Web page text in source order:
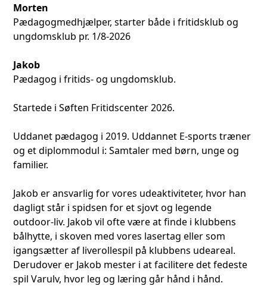
Morten
Pædagogmedhjælper, starter både i fritidsklub og
ungdomsklub pr. 1/8-2026
Jakob
Pædagog i fritids- og ungdomsklub.
Startede i Søften Fritidscenter 2026.
Uddanet pædagog i 2019. Uddannet E-sports træner
og et diplommodul i: Samtaler med børn, unge og
familier.
Jakob er ansvarlig for vores udeaktiviteter, hvor han
dagligt står i spidsen for et sjovt og legende
outdoor-liv. Jakob vil ofte være at finde i klubbens
bålhytte, i skoven med vores lasertag eller som
igangsætter af liverollespil på klubbens udeareal.
Derudover er Jakob mester i at facilitere det fedeste
spil Varulv, hvor leg og læring går hånd i hånd.